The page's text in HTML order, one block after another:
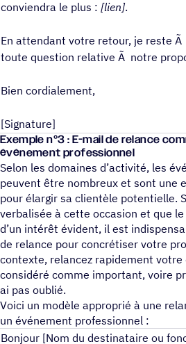
conviendra le plus : [lien].
En attendant votre retour, je reste
toute question relative Ã notre
Bien cordialement,
[Signature]
Exemple n°3 : E-mail de relance
événement professionnel
Selon les domaines d’activité, les
peuvent être nombreux et sont une
pour élargir sa clientèle potentielle.
verbalisée à cette occasion et que
d’un intérêt évident, il est
de relance pour concrétiser votre
contexte, relancez rapidement votre
considéré comme important, voire
ai pas oublié.
Voici un modèle approprié à une
un événement professionnel :
Bonjour [Nom du destinataire ou